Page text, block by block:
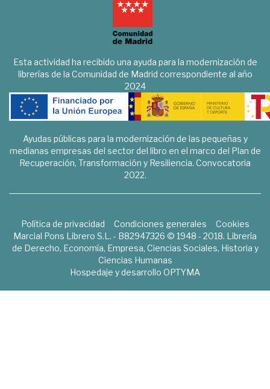
Esta actividad ha recibido una ayuda para la modernización de
librerías de la Comunidad de Madrid correspondiente al año
2024
Ayudas públicas para la modernización de las pequeñas y
medianas empresas del sector del libro en el marco del Plan de
Recuperación, Transformación y Resiliencia. Convocatoria
2022.
Política de privacidad Condiciones generales
Cookies
Marcial Pons Librero S.L. - B82947326 © 1948 - 2018. Librería
de Derecho, Economía, Empresa, Ciencias Sociales, Historia y
Ciencias Humanas
Hospedaje y desarrollo OPTYMA